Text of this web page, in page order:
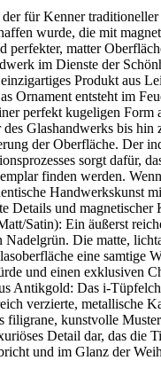
für Kenner
wurde, die mit
perfekter, matter
im Dienste der
Produkt aus
Ornament entsteht im
perfekt kugeligen Form
Glashandwerks bis hin
der Oberfläche. Der
sorgt dafür,
finden werden.
Handwerkskunst
Details und magnetischer
Satin): Ein äußerst
Nadelgrün. Die matte,
eine samtige
und einen exklusiven
Antikgold: Das i-
verzierte, metallische
filigrane, kunstvolle
Detail dar, das die
und im Glanz der